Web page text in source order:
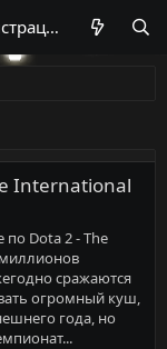
Регистрация
International
Dota 2 - The
сражаются
огромный куш,
года, но